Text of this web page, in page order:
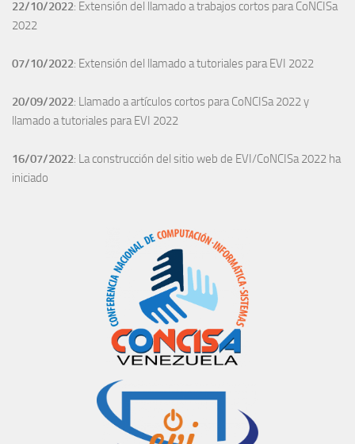
22/10/2022: Extensión del llamado a trabajos cortos para CoNCISa
2022
07/10/2022: Extensión del llamado a tutoriales para EVI 2022
20/09/2022: Llamado a artículos cortos para CoNCISa 2022 y
llamado a tutoriales para EVI 2022
16/07/2022: La construcción del sitio web de EVI/CoNCISa 2022 ha
iniciado